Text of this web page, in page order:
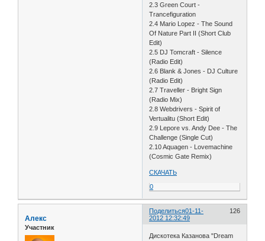
2.3 Green Court -
Trancefiguration
2.4 Mario Lopez - The Sound
Of Nature Part II (Short Club
Edit)
2.5 DJ Tomcraft - Silence
(Radio Edit)
2.6 Blank & Jones - DJ Culture
(Radio Edit)
2.7 Traveller - Bright Sign
(Radio Mix)
2.8 Webdrivers - Spirit of
Vertualitu (Short Edit)
2.9 Lepore vs. Andy Dee - The
Challenge (Single Cut)
2.10 Aquagen - Lovemachine
(Cosmic Gate Remix)
СКАЧАТЬ
0
Поделиться 126
01-11-
2012 12:32:49
Алекс
Участник
Дискотека Казанова "Dream